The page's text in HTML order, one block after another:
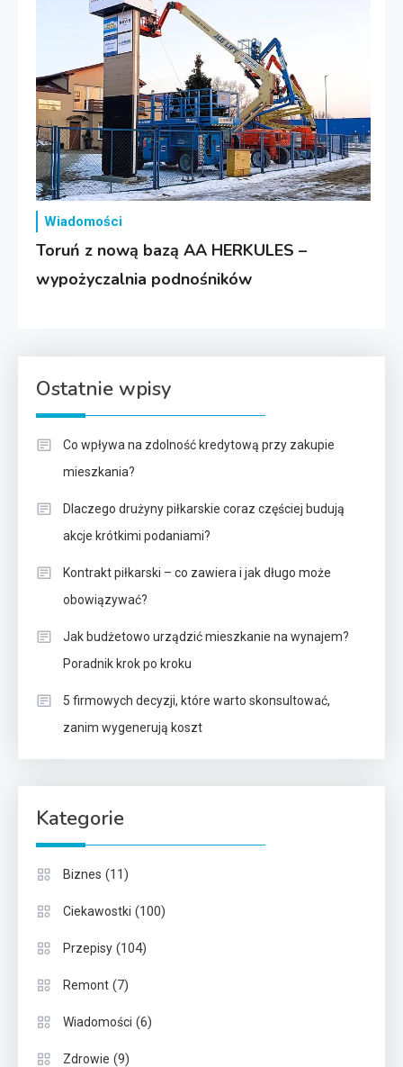
Wiadomości
Toruń z nową bazą AA HERKULES –
wypożyczalnia podnośników
Ostatnie wpisy
Co wpływa na zdolność kredytową przy zakupie
mieszkania?
Dlaczego drużyny piłkarskie coraz częściej budują
akcje krótkimi podaniami?
Kontrakt piłkarski – co zawiera i jak długo może
obowiązywać?
Jak budżetowo urządzić mieszkanie na wynajem?
Poradnik krok po kroku
5 firmowych decyzji, które warto skonsultować,
zanim wygenerują koszt
Kategorie
Biznes (11)
Ciekawostki (100)
Przepisy (104)
Remont (7)
Wiadomości (6)
Zdrowie (9)